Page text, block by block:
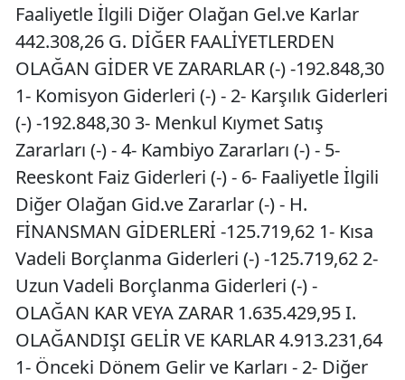
Faaliyetle İlgili Diğer Olağan Gel.ve Karlar
442.308,26 G. DİĞER FAALİYETLERDEN
OLAĞAN GİDER VE ZARARLAR (-) -192.848,30
1- Komisyon Giderleri (-) - 2- Karşılık Giderleri
(-) -192.848,30 3- Menkul Kıymet Satış
Zararları (-) - 4- Kambiyo Zararları (-) - 5-
Reeskont Faiz Giderleri (-) - 6- Faaliyetle İlgili
Diğer Olağan Gid.ve Zararlar (-) - H.
FİNANSMAN GİDERLERİ -125.719,62 1- Kısa
Vadeli Borçlanma Giderleri (-) -125.719,62 2-
Uzun Vadeli Borçlanma Giderleri (-) -
OLAĞAN KAR VEYA ZARAR 1.635.429,95 I.
OLAĞANDIŞI GELİR VE KARLAR 4.913.231,64
1- Önceki Dönem Gelir ve Karları - 2- Diğer